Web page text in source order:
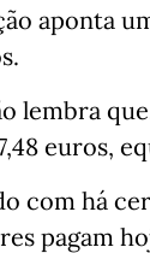
aponta
lembra
euros,
com há
pagam